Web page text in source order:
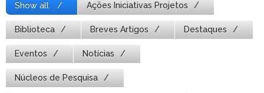
Show all Ações Iniciativas Projetos
Biblioteca Breves Artigos Destaques
Eventos Notícias
Núcleos de Pesquisa